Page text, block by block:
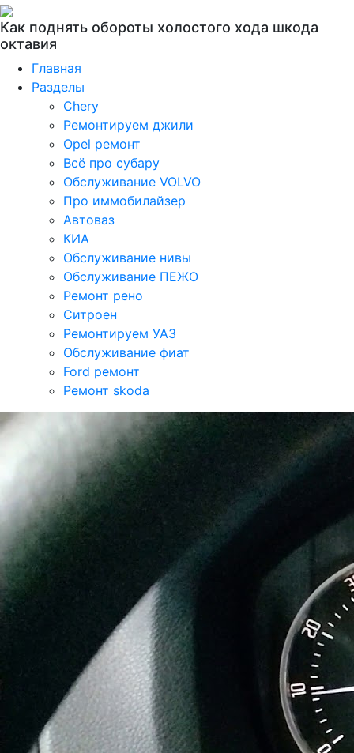
Как поднять обороты холостого хода шкода
октавия
Главная
Разделы
Chery
Ремонтируем джили
Opel ремонт
Всё про субару
Обслуживание VOLVO
Про иммобилайзер
Автоваз
КИА
Обслуживание нивы
Обслуживание ПЕЖО
Ремонт рено
Ситроен
Ремонтируем УАЗ
Обслуживание фиат
Ford ремонт
Ремонт skoda